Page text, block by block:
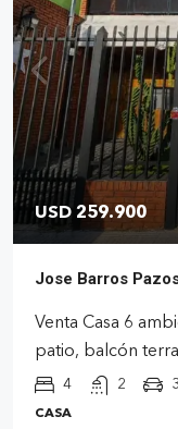
USD 259.900
Jose Barros
Venta Casa 6
patio, balcón
4 2 3
CASA